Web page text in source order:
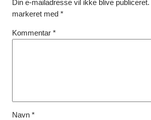
Din e-mailadresse vil ikke blive publiceret.
markeret med *
Kommentar *
Navn *